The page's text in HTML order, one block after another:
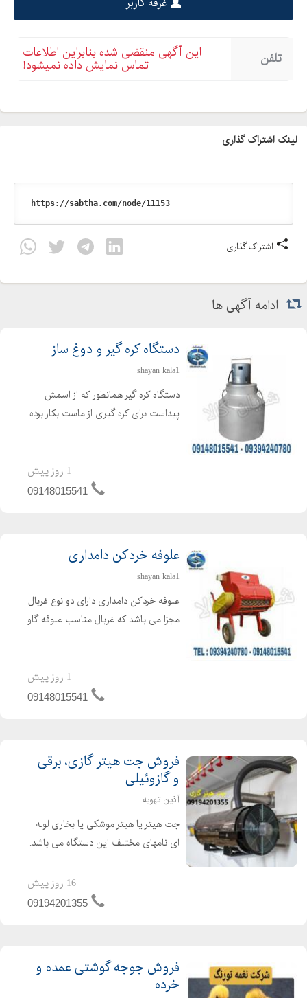
تلفن این آگهی منقضی شده بنابراین اطلاعات
تماس نمایش داده نمیشود!
لینک اشتراک گذاری
اشتراک گذاری
ادامه آگهی ها
دستگاه کره گیر و دوغ ساز
shayan kala1
دستگاه کره گیر همانطور که از اسمش
پیداست برای کره گیری از ماست بکار برده
حالت کره تولید شده در سطح مایع
مخلوط شده و بحال...
1 روز پیش
09148015541
علوفه خردکن دامداری
shayan kala1
علوفه خردکن دامداری دارای دو نوع غربال
مجزا می باشد که غربال مناسب علوفه گاو
تیغه های تعبیه شده ثابت در بدنه و تیغه
1 روز پیش
09148015541
فروش جت هیتر گازی، برقی
و گازوئیلی
آذین تهویه
جت هیتر یا هیتر موشکی یا بخاری لوله
ای نامهای مختلف این دستگاه می باشد.
گرم کردن سالن های تولید ، دامداری ها،
مرغداری ها و گلخانه ها می باشد. از جت
16 روز پیش
09194201355
فروش جوجه گوشتی عمده و
خرده